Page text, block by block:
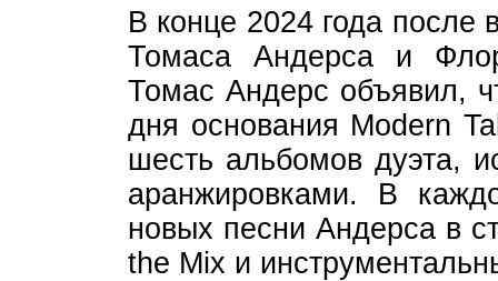
В конце 2024 года после
Томаса Андерса и
Томас Андерс объявил,
дня основания Modern
шесть альбомов дуэта,
аранжировками. В
новых песни Андерса в
the Mix и